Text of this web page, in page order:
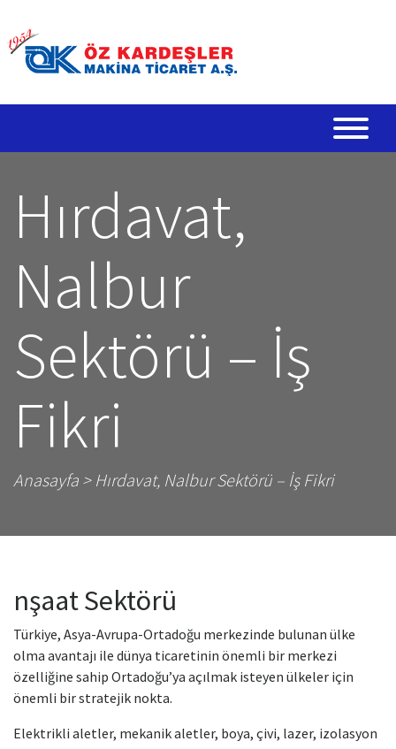
Hırdavat,
Nalbur
Sektörü – İş
Fikri
Anasayfa > Hırdavat, Nalbur Sektörü – İş Fikri
nşaat Sektörü
Türkiye, Asya-Avrupa-Ortadoğu merkezinde bulunan ülke
olma avantajı ile dünya ticaretinin önemli bir merkezi
özelliğine sahip Ortadoğu’ya açılmak isteyen ülkeler için
önemli bir stratejik nokta.
Elektrikli aletler, mekanik aletler, boya, çivi, lazer, izolasyon